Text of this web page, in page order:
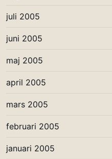
juli 2005
juni 2005
maj 2005
april 2005
mars 2005
februari 2005
januari 2005